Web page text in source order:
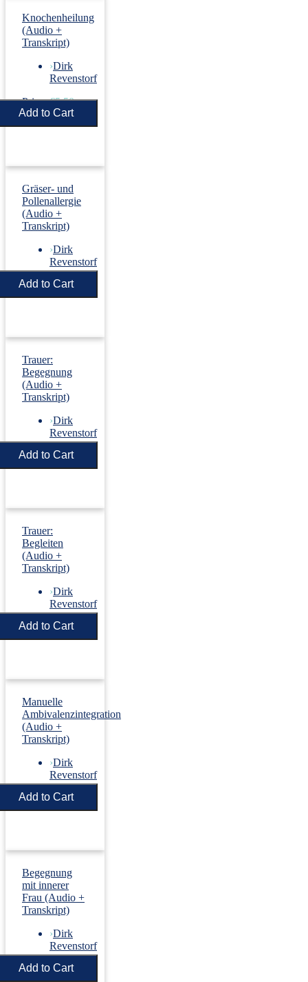
Knochenheilung
(Audio +
Transkript)
›Dirk
Revenstorf
Price: €5.50
Gräser- und
Pollenallergie
(Audio +
Transkript)
›Dirk
Revenstorf
Price: €5.50
Trauer:
Begegnung
(Audio +
Transkript)
›Dirk
Revenstorf
Price: €5.50
Trauer:
Begleiten
(Audio +
Transkript)
›Dirk
Revenstorf
Price: €5.50
Manuelle
Ambivalenzintegration
(Audio +
Transkript)
›Dirk
Revenstorf
Price: €5.50
Begegnung
mit innerer
Frau (Audio +
Transkript)
›Dirk
Revenstorf
Price: €5.50